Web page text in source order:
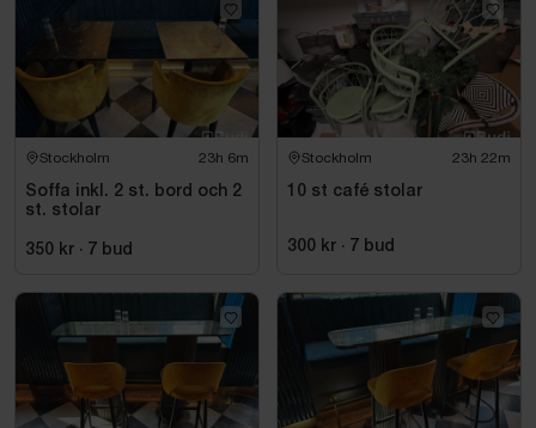
Stockholm 23h 6m
Soffa inkl. 2 st. bord och 2
st. stolar
350 kr · 7 bud
Stockholm 23h 22m
10 st café stolar
300 kr · 7 bud